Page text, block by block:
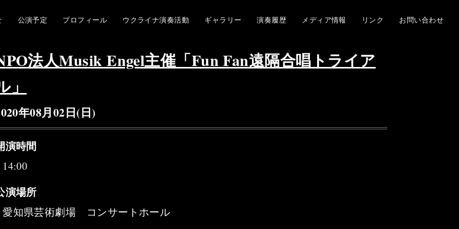
公演予定 プロフィール ウクライナ演奏活動 ギャラリー 演奏履歴 メディア情報 リンク お問い合わせ
法人Musik Engel主催「Fun Fan遠隔合唱トライア
」
年08月02日(日)
演時間
14:00
演場所
愛知県芸術劇場 コンサートホール